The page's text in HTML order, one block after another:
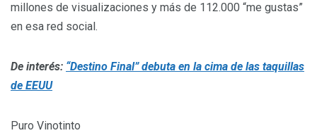
millones de visualizaciones y más de 112.000 “me gustas”
en esa red social.
De interés: “Destino Final” debuta en la cima de las taquillas
de EEUU
Puro Vinotinto